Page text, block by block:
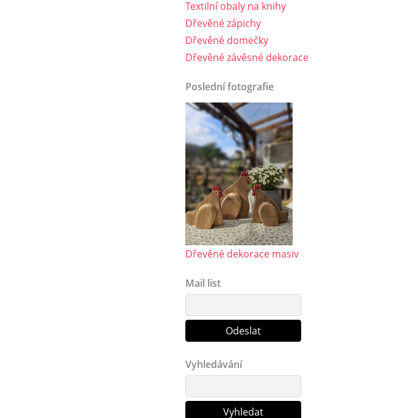
Textilní obaly na knihy
Dřevěné zápichy
Dřevěné domečky
Dřevěné závěsné dekorace
Poslední fotografie
Dřevěné dekorace masiv
Mail list
Vyhledávání